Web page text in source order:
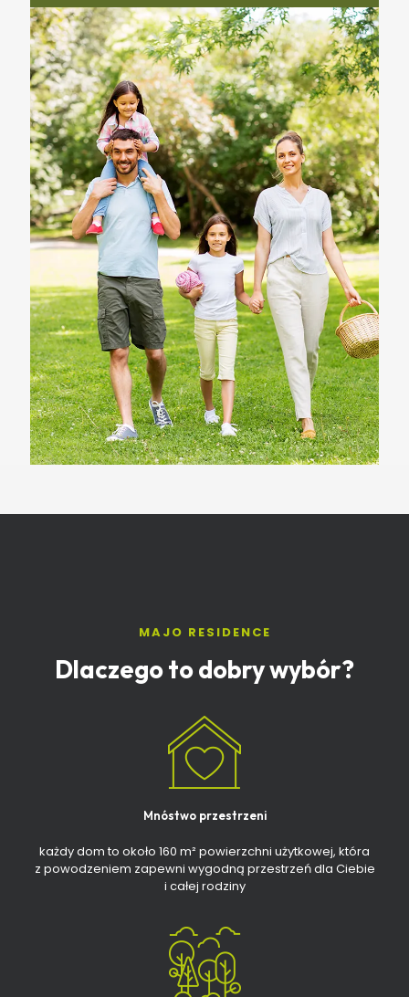
MAJO RESIDENCE
Dlaczego to dobry wybór?
Mnóstwo przestrzeni
każdy dom to około 160 m² powierzchni użytkowej, która
z powodzeniem zapewni wygodną przestrzeń dla Ciebie
i całej rodziny